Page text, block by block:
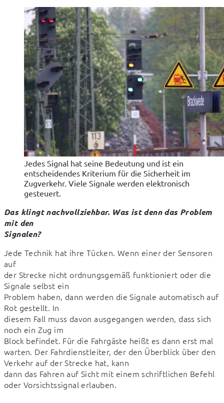
Jedes Signal hat seine Bedeutung und ist ein
entscheidendes Kriterium für die Sicherheit im
Zugverkehr. Viele Signale werden elektronisch
gesteuert.
Das klingt nachvollziehbar. Was ist denn das Problem
mit den
Signalen?
Jede Technik hat ihre Tücken. Wenn einer der Sensoren
auf
der Strecke nicht ordnungsgemäß funktioniert oder die
Signale selbst ein
Problem haben, dann werden die Signale automatisch auf
Rot gestellt. In
diesem Fall muss davon ausgegangen werden, dass sich
noch ein Zug im
Block befindet. Für die Fahrgäste heißt es dann erst mal
warten. Der Fahrdienstleiter, der den Überblick über den
Verkehr auf der Strecke hat, kann
dann das Fahren auf Sicht mit einem schriftlichen Befehl
oder Vorsichtssignal erlauben.